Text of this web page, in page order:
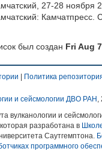
27-28 ноября
Камчатпресс.
был создан Fri Aug
Политика
и сейсмологии ДВО РАН ,
вулканологии и
разработана в
Саутгемптона.
программного